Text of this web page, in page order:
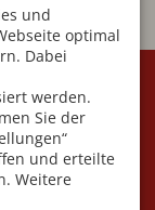
41
nur
und
optimal
Dabei
werden.
Sie der
und erteilte
Weitere